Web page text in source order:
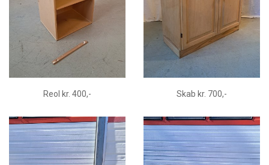
Reol kr. 400,- Skab kr. 700,-